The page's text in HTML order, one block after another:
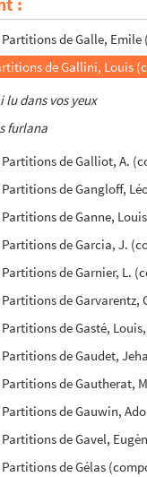
Partitions de Galifer, F.
Partitions de Galle,
de Gallini, Louis
lu dans vos yeux
furlana
Partitions de Galliot, A.
Partitions de Gangloff,
Partitions de Ganne,
Partitions de Garcia, J.
Partitions de Garnier, L.
Partitions de Garvarentz,
Partitions de Gasté,
Partitions de Gaudet,
Partitions de Gautherat,
Partitions de Gauwin,
Partitions de Gavel,
Partitions de Gélas